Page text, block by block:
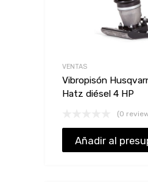
VENTAS
Vibropisón
Hatz diésel 4 HP
(0
Añadir al